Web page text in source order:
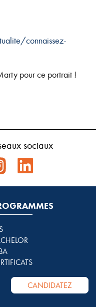
connaissez-
pour ce portrait !
sociaux
CANDIDATEZ